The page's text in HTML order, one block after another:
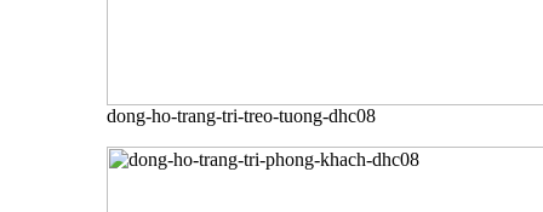
dong-ho-trang-tri-treo-tuong-dhc08